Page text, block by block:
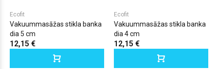
Ecofit
Vakuummasāžas stikla banka
dia 5 cm
12,15 €
Ecofit
Vakuummasāžas stikla banka
dia 4 cm
12,15 €